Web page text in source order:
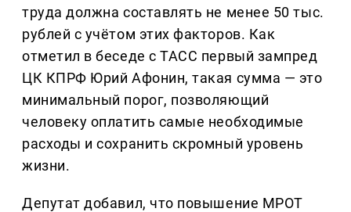
труда должна составлять не менее 50 тыс.
рублей с учётом этих факторов. Как
отметил в беседе с ТАСС первый зампред
ЦК КПРФ Юрий Афонин, такая сумма — это
минимальный порог, позволяющий
человеку оплатить самые необходимые
расходы и сохранить скромный уровень
жизни.
Депутат добавил, что повышение МРОТ